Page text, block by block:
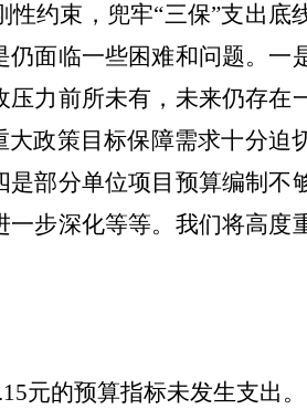
性约束，兜牢“三保”支出底
面临一些困难和问题。一
压力前所未有 ，未来仍存在
大政策目标保障需求十分迫
是部分单位项目 预算编制不
步深化等等。我们将高度
元的预算指标未发生支出。